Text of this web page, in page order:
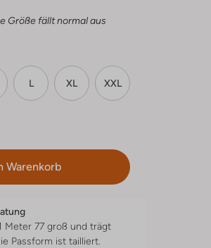
Größe fällt normal aus
L XL XXL
Warenkorb
Meter 77 groß und trägt
Passform isttailliert.